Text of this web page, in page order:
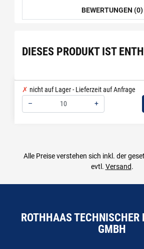
BEWERTUNGEN (0)
DIESES PRODUKT IST
nicht auf Lager - Lieferzeit auf Anfrage
–
+
Alle Preise verstehen sich inkl. der
evtl. Versand.
ROTHHAAS TECHNISCHER
GMBH